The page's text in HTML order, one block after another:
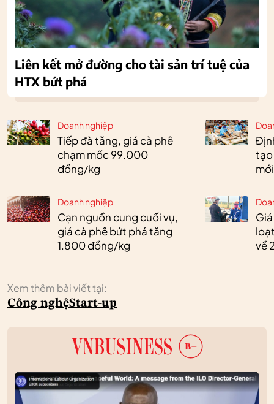
Doanh nghiệp
Tiếp đà tăng, giá cà phê
chạm mốc 99.000
đồng/kg
Doanh nghiệp
Cạn nguồn cung cuối vụ,
giá cà phê bứt phá tăng
1.800 đồng/kg
tạo
về
Xem thêm bài viết tại:
Công nghệStart-up
Liên kết mở đường cho tài sản trí tuệ của
HTX bứt phá